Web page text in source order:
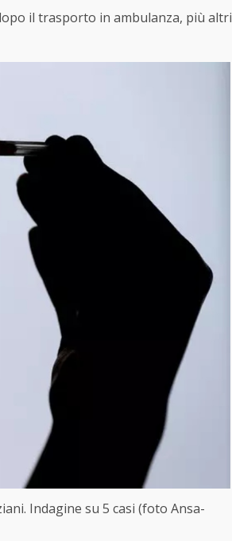
il trasporto in ambulanza, più altri
Indagine su 5 casi (foto Ansa-